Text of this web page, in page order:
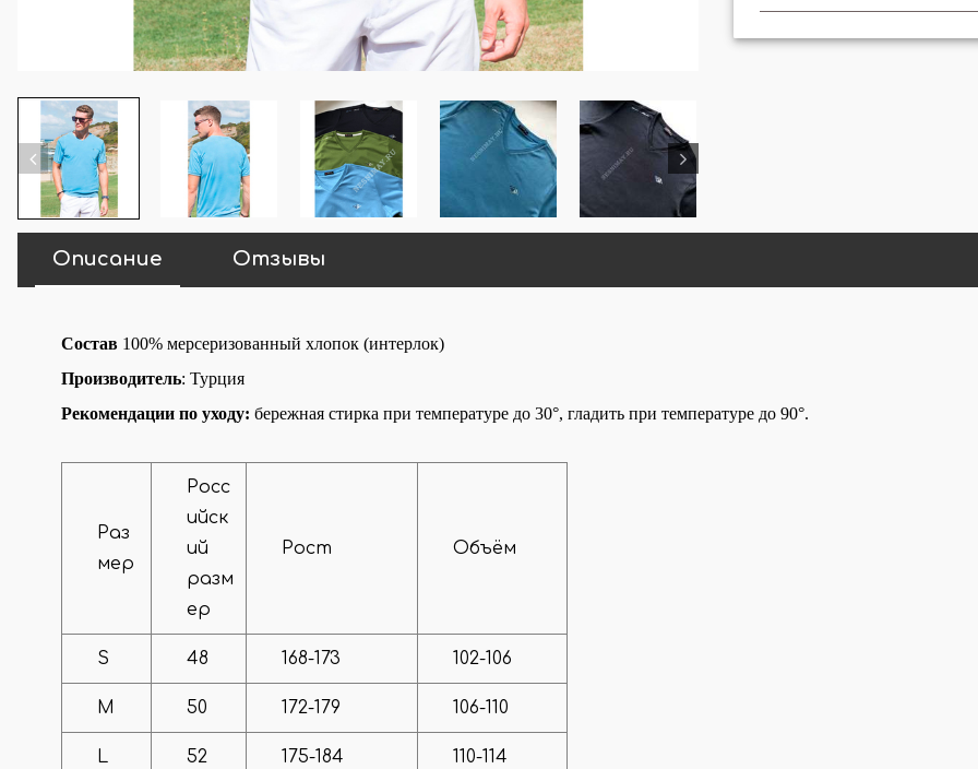
Описание Отзывы
Состав 100% мерсеризованный хлопок (интерлок)
Производитель: Турция
Рекомендации по уходу: бережная стирка при температуре до 30°, гладить при температуре до 90°.
Раз
мер
Росс
ийск
ий
разм
ер
Рост Объём
S 48 168-173 102-106
M 50 172-179 106-110
L 52 175-184 110-114